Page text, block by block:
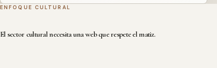
ENFOQUE CULTURAL
El sector cultural necesita una web que respete el matiz.